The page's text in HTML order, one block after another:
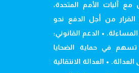
مع آليات الأمم المتحدة،
القرار من أجل الدفع نحو
• الدعم القانوني:
تسهم في حماية الضحايا
• العدالة الانتقالية